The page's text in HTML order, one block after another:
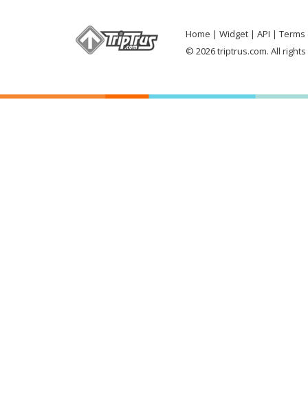
Home Widget API
Terms
© 2026 triptrus.com. All